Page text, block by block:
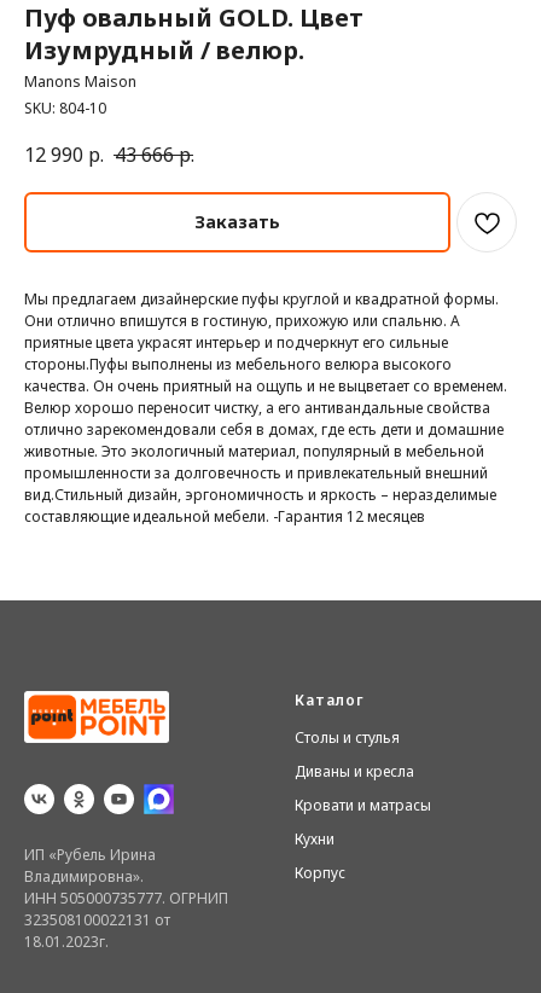
Пуф овальный GOLD. Цвет
Изумрудный / велюр.
Manons Maison
SKU: 804-10
12 990 р. 43 666р.
Заказать
Мы предлагаем дизайнерские пуфы круглой и квадратной формы.
Они отлично впишутся в гостиную, прихожую или спальню. А
приятные цвета украсят интерьер и подчеркнут его сильные
стороны.Пуфы выполнены из мебельного велюра высокого
качества. Он очень приятный на ощупь и не выцветает со временем.
Велюр хорошо переносит чистку, а его антивандальные свойства
отлично зарекомендовали себя в домах, где есть дети и домашние
животные. Это экологичный материал, популярный в мебельной
промышленности за долговечность и привлекательный внешний
вид.Стильный дизайн, эргономичность и яркость – неразделимые
составляющие идеальной мебели. -Гарантия 12 месяцев
ИП «Рубель Ирина
Владимировна».
ИНН 505000735777. ОГРНИП
323508100022131 от
18.01.2023г.
Каталог
Столы и стулья
Диваны и кресла
Кровати и матрасы
Кухни
Корпус